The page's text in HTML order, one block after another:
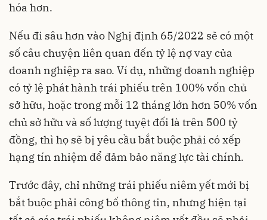
hóa hơn.
Nếu đi sâu hơn vào Nghị định 65/2022 sẽ có một
số câu chuyện liên quan đến tỷ lệ nợ vay của
doanh nghiệp ra sao. Ví dụ, những doanh nghiệp
có tỷ lệ phát hành trái phiếu trên 100% vốn chủ
sở hữu, hoặc trong mỗi 12 tháng lớn hơn 50% vốn
chủ sở hữu và số lượng tuyệt đối là trên 500 tỷ
đồng, thì họ sẽ bị yêu cầu bắt buộc phải có xếp
hạng tín nhiệm để đảm bảo năng lực tài chính.
Trước đây, chỉ những trái phiếu niêm yết mới bị
bắt buộc phải công bố thông tin, nhưng hiện tại